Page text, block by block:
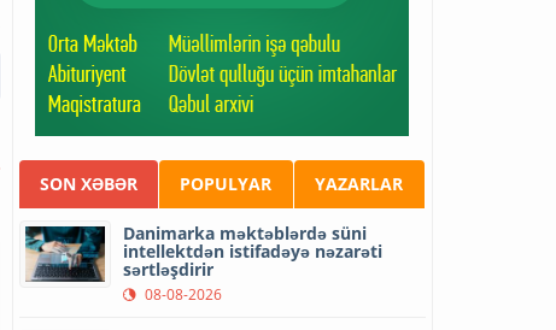
SON XƏBƏR POPULYAR YAZARLAR
Danimarka məktəblərdə süni
intellektdən istifadəyə nəzarəti
sərtləşdirir
08-08-2026